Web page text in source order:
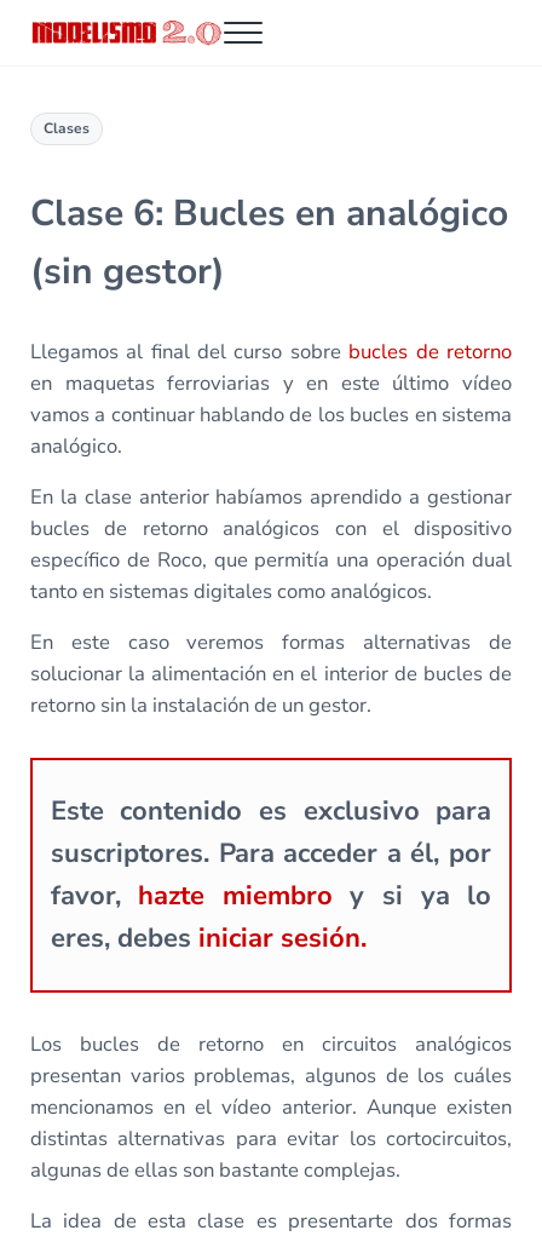
Menu
Clases
Clase 6: Bucles en analógico
(sin gestor)
Llegamos al final del curso sobre bucles de retorno
en maquetas ferroviarias y en este último vídeo
vamos a continuar hablando de los bucles en sistema
analógico.
En la clase anterior habíamos aprendido a gestionar
bucles de retorno analógicos con el dispositivo
específico de Roco, que permitía una operación dual
tanto en sistemas digitales como analógicos.
En este caso veremos formas alternativas de
solucionar la alimentación en el interior de bucles de
retorno sin la instalación de un gestor.
Este contenido es exclusivo para
suscriptores. Para acceder a él, por
favor, hazte miembro y si ya lo
eres, debes iniciar sesión.
Los bucles de retorno en circuitos analógicos
presentan varios problemas, algunos de los cuáles
mencionamos en el vídeo anterior. Aunque existen
distintas alternativas para evitar los cortocircuitos,
algunas de ellas son bastante complejas.
La idea de esta clase es presentarte dos formas